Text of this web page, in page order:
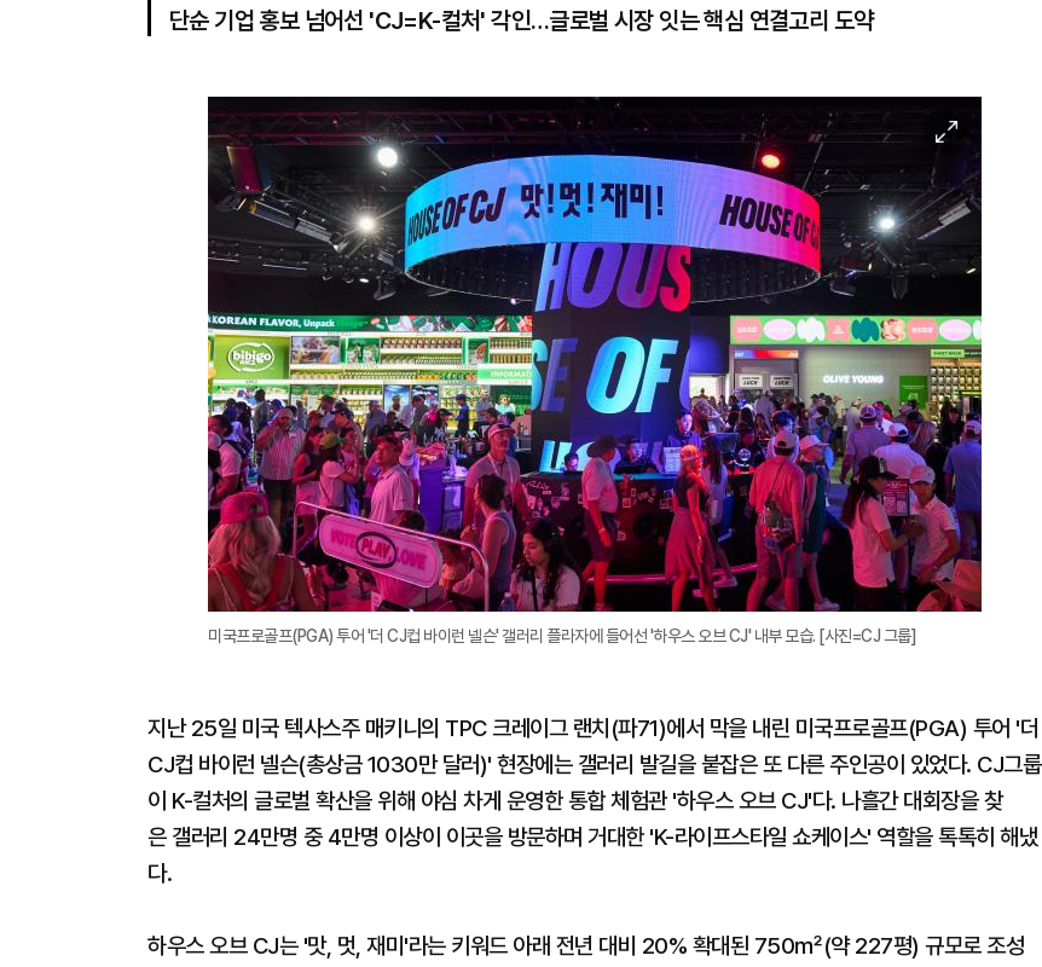
단순 기업 홍보 넘어선 'CJ=K-컬처' 각인…글로벌 시장 잇는 핵심 연결고리 도약
미
지
확
대
미국프로골프(PGA) 투어 '더 CJ컵 바이런 넬슨' 갤러리 플라자에 들어선 '하우스 오브 CJ' 내부 모습. [사진=CJ 그룹]
지난 25일 미국 텍사스주 매키니의 TPC 크레이그 랜치(파71)에서 막을 내린 미국프로골프(PGA) 투어 '더
CJ컵 바이런 넬슨(총상금 1030만 달러)' 현장에는 갤러리 발길을 붙잡은 또 다른 주인공이 있었다. CJ그룹
이 K-컬처의 글로벌 확산을 위해 야심 차게 운영한 통합 체험관 '하우스 오브 CJ'다. 나흘간 대회장을 찾
은 갤러리 24만명 중 4만명 이상이 이곳을 방문하며 거대한 'K-라이프스타일 쇼케이스' 역할을 톡톡히 해냈
다.
하우스 오브 CJ는 '맛, 멋, 재미'라는 키워드 아래 전년 대비 20% 확대된 750㎡(약 227평) 규모로 조성